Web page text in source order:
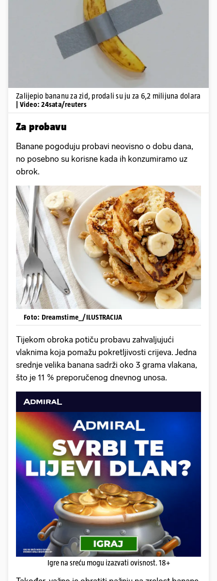
Pokretanje videa...
Zalijepio bananu za zid, prodali su ju za 6,2 milijuna dolara
| Video: 24sata/reuters
Za probavu
Banane pogoduju probavi neovisno o dobu dana,
no posebno su korisne kada ih konzumiramo uz
obrok.
Foto: Dreamstime_/ILUSTRACIJA
Tijekom obroka potiču probavu zahvaljujući
vlaknima koja pomažu pokretljivosti crijeva. Jedna
srednje velika banana sadrži oko 3 grama vlakana,
što je 11 % preporučenog dnevnog unosa.
Igre na sreću mogu izazvati ovisnost. 18+